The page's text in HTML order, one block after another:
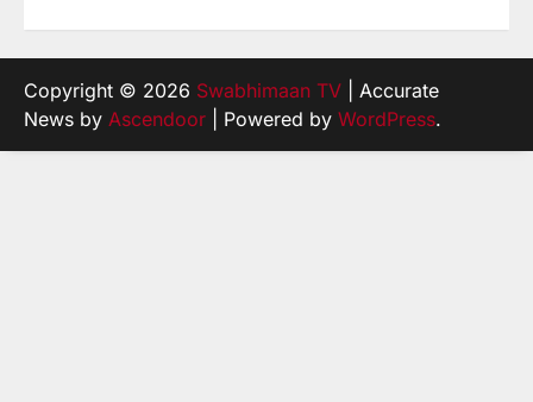
Copyright © 2026 Swabhimaan TV | Accurate
News by Ascendoor | Powered by WordPress.